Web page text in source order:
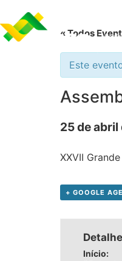
« Todos
Este
25 de
XXVII
+ GOOGLE
Início: